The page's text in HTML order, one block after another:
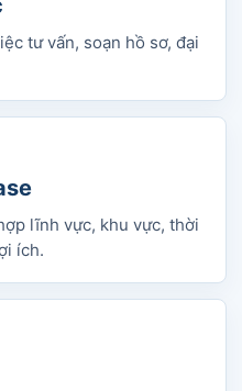
tư vấn, soạn hồ sơ, đại
lĩnh vực, khu vực, thời
ích.